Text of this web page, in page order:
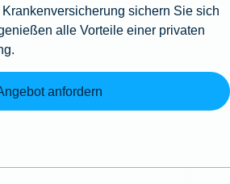
sichern Sie sich
alle Vorteile einer privaten
anfordern